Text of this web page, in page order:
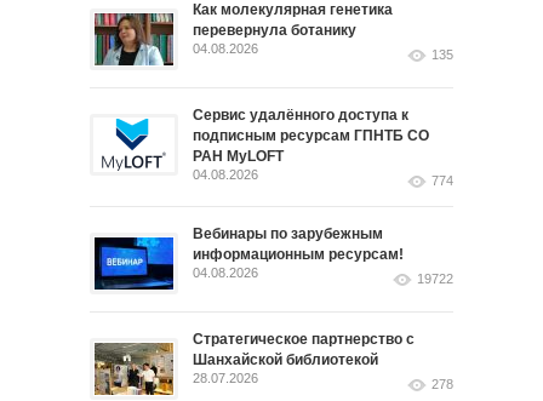
Как молекулярная генетика
перевернула ботанику
04.08.2026 135
Сервис удалённого доступа к
подписным ресурсам ГПНТБ СО
РАН MyLOFT
04.08.2026 774
Вебинары по зарубежным
информационным ресурсам!
04.08.2026 19722
Стратегическое партнерство с
Шанхайской библиотекой
28.07.2026 278